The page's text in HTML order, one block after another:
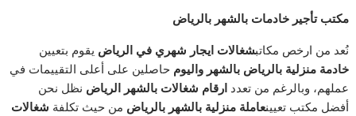
مكتب تأجير خادمات بالشهر بالرياض
نُعد من ارخص مكاتبشغالات ايجار شهري في الرياض يقوم بتعيين
خادمة منزلية بالرياض بالشهر واليوم حاصلين على أعلى التقييمات في
عملهم، وبالرغم من تعددارقام شغالات بالشهر الرياض نظل نحن
أفضل مكتب تعيينعاملة منزلية بالشهر بالرياض من حيث تكلفة شغالات